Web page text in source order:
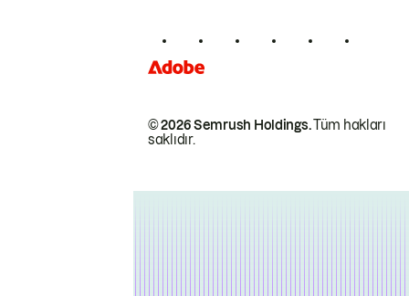
© 2026 Semrush Holdings.Tüm hakları
saklıdır.